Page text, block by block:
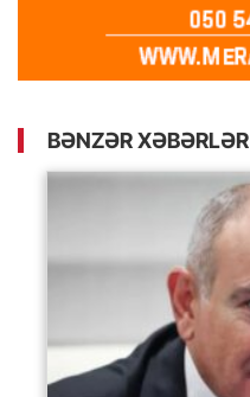
BƏNZƏR XƏBƏRLƏR